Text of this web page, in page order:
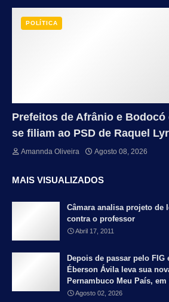
POLÍTICA
Prefeitos de Afrânio e Bodocó
se filiam ao PSD de Raquel
Amannda Oliveira Agosto 08, 2026
MAIS VISUALIZADOS
Câmara analisa projeto de
contra o professor
Abril 17, 2011
Depois de passar pelo FIG
Éberson Ávila leva sua
Pernambuco Meu País, em
Agosto 02, 2026